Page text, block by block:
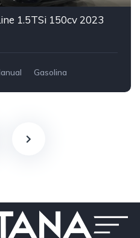
1.5TSi 150cv 2023
Gasolina